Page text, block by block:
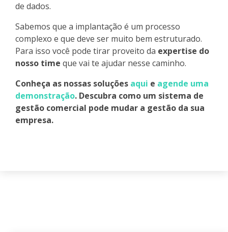
de dados.
Sabemos que a implantação é um processo
complexo e que deve ser muito bem estruturado.
Para isso você pode tirar proveito da expertise do
nosso time que vai te ajudar nesse caminho.
Conheça as nossas soluções aqui e agende uma
demonstração. Descubra como um sistema de
gestão comercial pode mudar a gestão da sua
empresa.